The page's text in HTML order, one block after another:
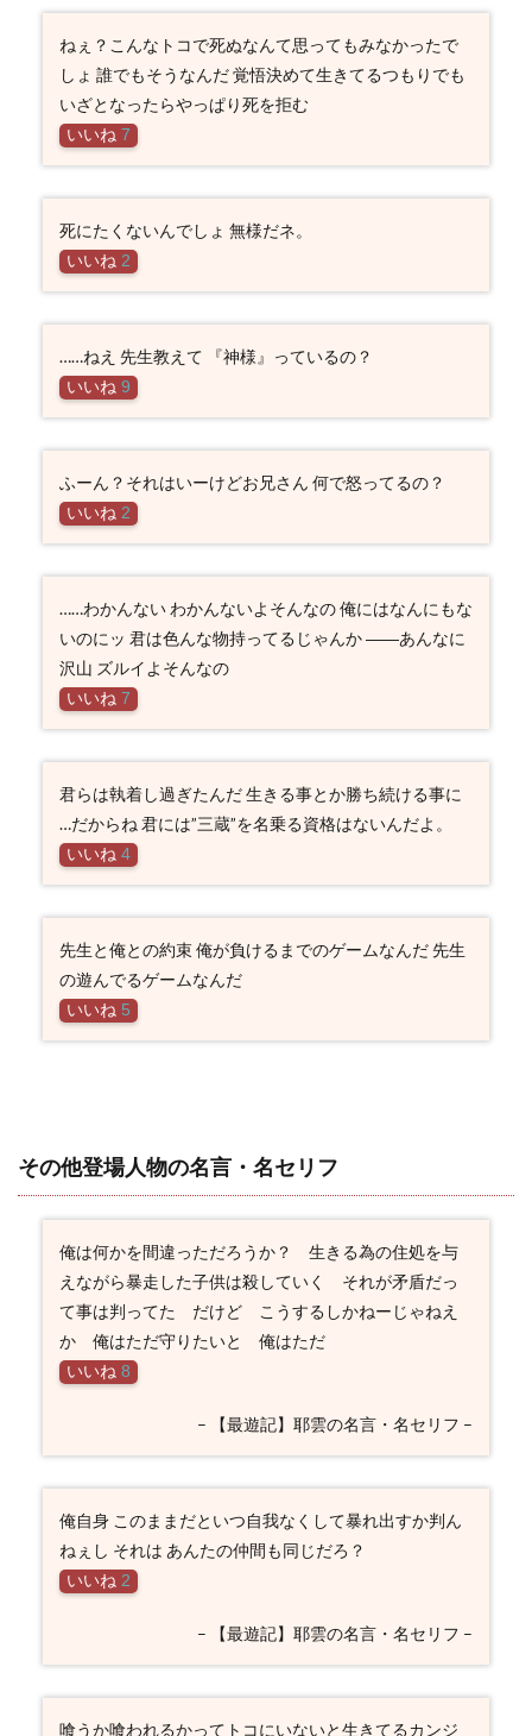
ねぇ？こんなトコで死ぬなんて思ってもみなかったで
しょ 誰でもそうなんだ 覚悟決めて生きてるつもりでも
いざとなったらやっぱり死を拒む
いいね 7
死にたくないんでしょ 無様だネ。
いいね 2
……ねえ 先生教えて 『神様』っているの？
いいね 9
ふーん？それはいーけどお兄さん 何で怒ってるの？
いいね 2
……わかんない わかんないよそんなの 俺にはなんにもな
いのにッ 君は色んな物持ってるじゃんか ――あんなに
沢山 ズルイよそんなの
いいね 7
君らは執着し過ぎたんだ 生きる事とか勝ち続ける事に
…だからね 君には”三蔵”を名乗る資格はないんだよ。
いいね 4
先生と俺との約束 俺が負けるまでのゲームなんだ 先生
の遊んでるゲームなんだ
いいね 5
その他登場人物の名言・名セリフ
俺は何かを間違っただろうか？ 生きる為の住処を与
えながら暴走した子供は殺していく それが矛盾だっ
て事は判ってた だけど こうするしかねーじゃねえ
か 俺はただ守りたいと 俺はただ
いいね 8
– 【最遊記】耶雲の名言・名セリフ –
俺自身 このままだといつ自我なくして暴れ出すか判ん
ねぇし それは あんたの仲間も同じだろ？
いいね 2
– 【最遊記】耶雲の名言・名セリフ –
喰うか喰われるかってトコにいないと生きてるカンジ